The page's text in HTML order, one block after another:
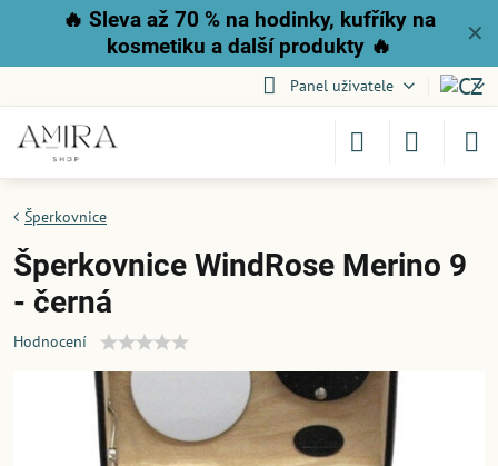
✕
🔥 Sleva až 70 % na hodinky, kufříky na
kosmetiku a další produkty 🔥
Panel uživatele
Šperkovnice
Šperkovnice WindRose Merino 9
- černá
Hodnocení